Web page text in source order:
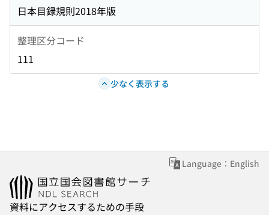
日本目録規則2018年版
整理区分コード
111
少なく表示する
Language：English
資料にアクセスするための手段